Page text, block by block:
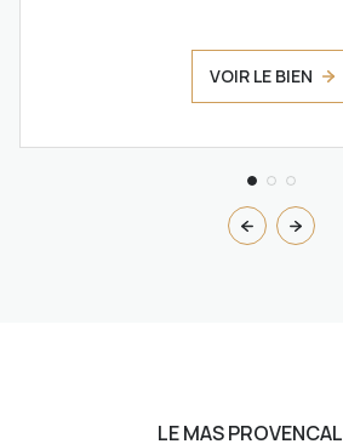
VOIR LE BIEN
LE MAS PROVENCAL